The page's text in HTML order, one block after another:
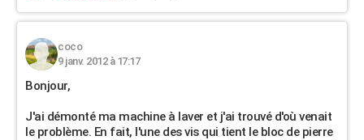
coco
9 janv. 2012 à 17:17
Bonjour,
J'ai démonté ma machine à laver et j'ai trouvé d'où venait
le problème. En fait, l'une des vis qui tient le bloc de pierre